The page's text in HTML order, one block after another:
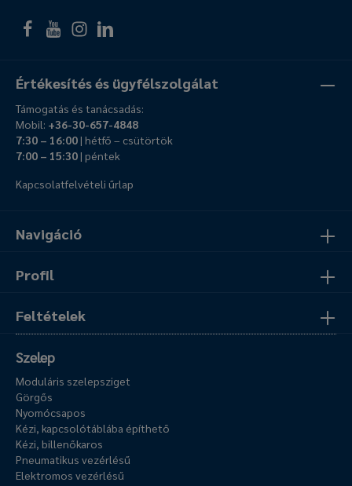
Navigáció
Profil
Feltételek
Értékesítés és ügyfélszolgálat
Támogatás és tanácsadás:
Mobil: +36-30-657-4848
7:30 – 16:00| hétfő – csütörtök
7:00 – 15:30| péntek
Kapcsolatfelvételi űrlap
Szelep
Moduláris szelepsziget
Görgős
Nyomócsapos
Kézi, kapcsolótáblába építhető
Kézi, billenőkaros
Pneumatikus vezérlésű
Elektromos vezérlésű